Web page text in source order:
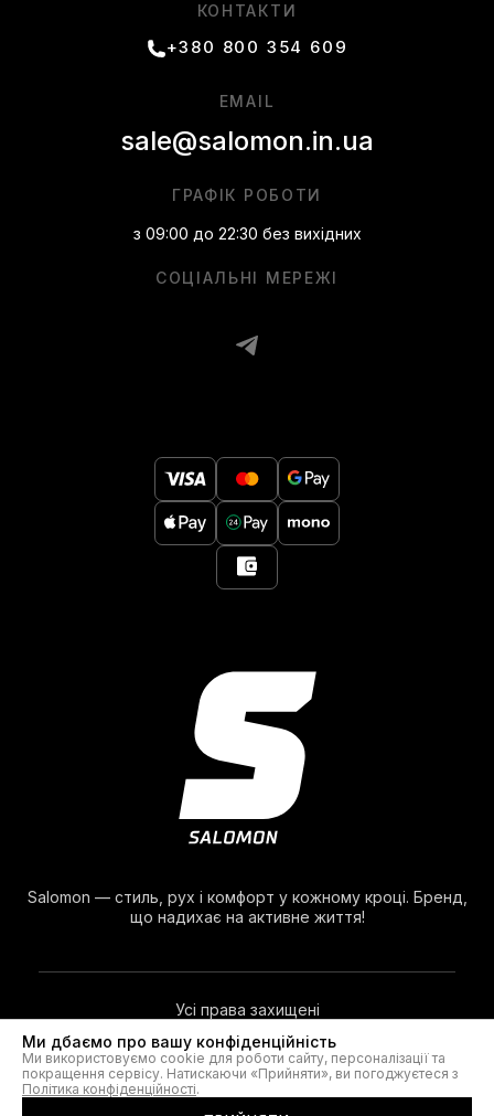
Salomon — стиль, рух і комфорт у кожному кроці. Бренд,
що надихає на активне життя!
КОНТАКТИ
+380 800 354 609
СОЦІАЛЬНІ МЕРЕЖІ
ГРАФІК РОБОТИ
з 09:00 до 22:30 без вихідних
EMAIL
sale@salomon.in.ua
Усі права захищені
© 2026. Salomon®
Ми дбаємо про вашу конфіденційність
Ми використовуємо cookie для роботи сайту, персоналізації та
покращення сервісу. Натискаючи «Прийняти», ви погоджуєтеся з
Політика конфіденційності.